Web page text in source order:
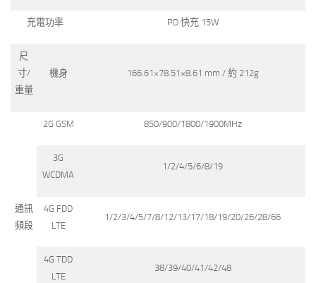
充電功率 PD 快充 15W
尺
寸/
重量
機身 166.61×78.51×8.61 mm / 約 212g
通訊
頻段
2G GSM 850/900/1800/1900MHz
3G
WCDMA
1/2/4/5/6/8/19
4G FDD
LTE
1/2/3/4/5/7/8/12/13/17/18/19/20/26/28/66
4G TDD
LTE
38/39/40/41/42/48